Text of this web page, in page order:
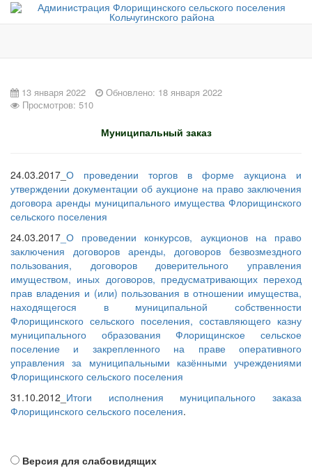
13 января 2022
Обновлено: 18 января 2022
Просмотров: 510
Муниципальный заказ
24.03.2017_ О проведении торгов в форме аукциона и
утверждении документации об аукционе на право заключения
договора аренды муниципального имущества Флорищинского
сельского поселения
24.03.2017 _О проведении конкурсов, аукционов на право
заключения договоров аренды, договоров безвозмездного
пользования, договоров доверительного управления
имуществом, иных договоров, предусматривающих переход
прав владения и (или) пользования в отношении имущества,
находящегося в муниципальной собственности
Флорищинского сельского поселения, составляющего казну
муниципального образования Флорищинское сельское
поселение и закрепленного на праве оперативного
управления за муниципальными казёнными учреждениями
Флорищинского сельского поселения
31.10.2012_ Итоги исполнения муниципального заказа
Флорищинского сельского поселения.
Версия для слабовидящих